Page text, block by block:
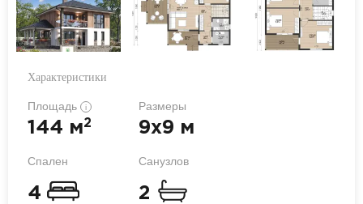
Характеристики
Площадь i
144 м2
Размеры
9x9 м
Спален
4
Санузлов
2